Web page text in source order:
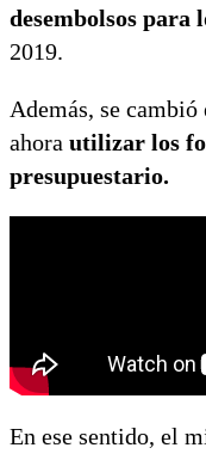
desembolsos para
2019.
Además, se
ahora utilizar los
presupuestario.
En ese sentido, el